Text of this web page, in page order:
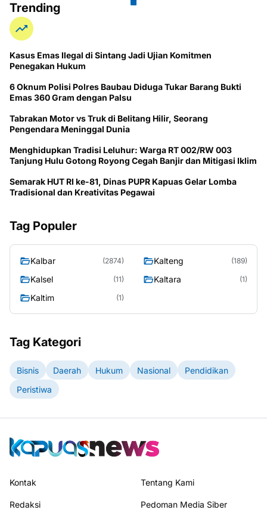
Trending
Kasus Emas Ilegal di Sintang Jadi Ujian Komitmen
Penegakan Hukum
6 Oknum Polisi Polres Baubau Diduga Tukar Barang Bukti
Emas 360 Gram dengan Palsu
Tabrakan Motor vs Truk di Belitang Hilir, Seorang
Pengendara Meninggal Dunia
Menghidupkan Tradisi Leluhur: Warga RT 002/RW 003
Tanjung Hulu Gotong Royong Cegah Banjir dan Mitigasi Iklim
Semarak HUT RI ke-81, Dinas PUPR Kapuas Gelar Lomba
Tradisional dan Kreativitas Pegawai
Tag Populer
Kalbar (2874) Kalteng (189)
Kalsel (11) Kaltara (1)
Kaltim (1)
Tag Kategori
Bisnis Daerah Hukum Nasional
Pendidikan
Peristiwa
Kontak Tentang Kami
Redaksi Pedoman Media Siber